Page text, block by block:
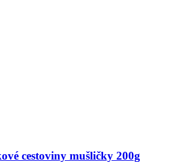
cestoviny mušličky 200g